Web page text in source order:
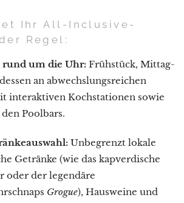
Ihr All-Inclusive-
Regel:
um die Uhr: Frühstück, Mittag-
an abwechslungsreichen
interaktiven Kochstationen sowie
den Poolbars.
Unbegrenzt lokale
Getränke (wie das kapverdische
oder der legendäre
Grogue), Hausweine und